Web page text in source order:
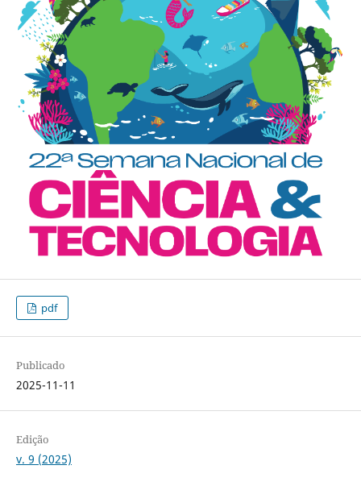
pdf
Publicado
2025-11-11
Edição
v. 9 (2025)